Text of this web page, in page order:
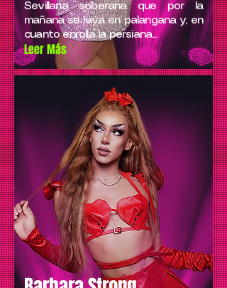
Sevillana soberana que por la
mañana se lava en palangana y, en
cuanto enrolla la persiana...
Leer Más